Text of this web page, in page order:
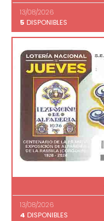
13/08/2026
5 DISPONIBLES
13/08/2026
4 DISPONIBLES